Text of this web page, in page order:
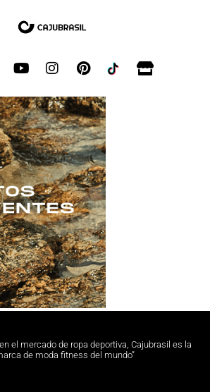
el mercado de ropa deportiva, Cajubrasil es la
de moda fitness del mundo”